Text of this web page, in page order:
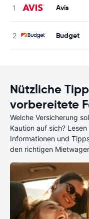
Avis
Budget
Nützliche
vorbereitete
Welche Versicherung
Kaution auf sich?
Informationen und
den richtigen